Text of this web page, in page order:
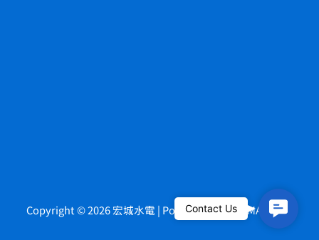
Copyright © 2026 宏城水電 | Powered by HOWMAI TechContact
Contact Us